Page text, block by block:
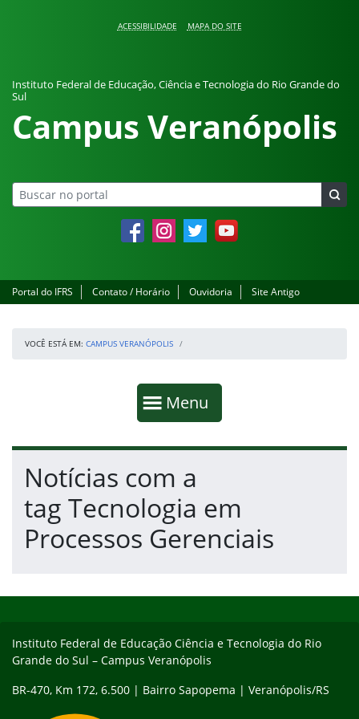
ACESSIBILIDADE MAPA DO SITE
Instituto Federal de Educação, Ciência e Tecnologia do Rio Grande do
Sul
Campus Veranópolis
FacebookInstagramTwitter YouTube
Portal do IFRS Contato / Horário Ouvidoria Site Antigo
VOCÊ ESTÁ EM: CAMPUS VERANÓPOLIS
Mostrar
Menu
Fim da navegação
Início do conteúdo
Notícias com a
tag Tecnologia em
Processos Gerenciais
Instituto Federal de Educação Ciência e Tecnologia do Rio
Grande do Sul – Campus Veranópolis
BR-470, Km 172, 6.500 | Bairro Sapopema | Veranópolis/RS